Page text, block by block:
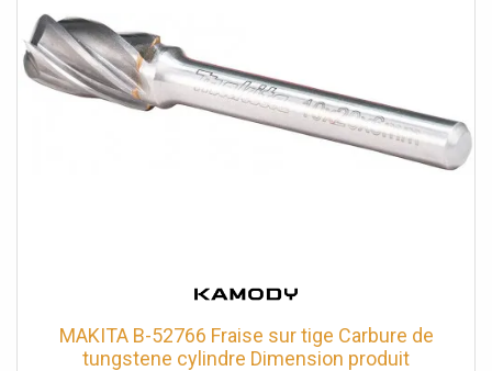
MAKITA B-52766 Fraise sur tige Carbure de
tungstene cylindre Dimension produit